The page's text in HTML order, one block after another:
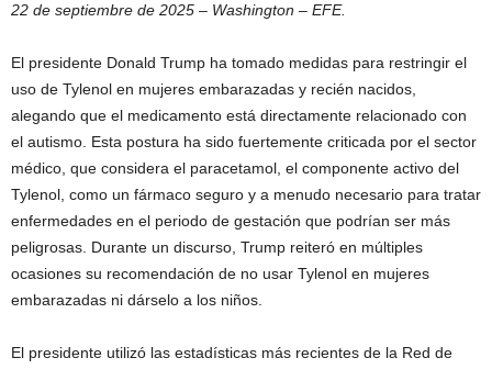
22 de septiembre de 2025 – Washington – EFE.
El presidente Donald Trump ha tomado medidas para restringir el
uso de Tylenol en mujeres embarazadas y recién nacidos,
alegando que el medicamento está directamente relacionado con
el autismo. Esta postura ha sido fuertemente criticada por el sector
médico, que considera el paracetamol, el componente activo del
Tylenol, como un fármaco seguro y a menudo necesario para tratar
enfermedades en el periodo de gestación que podrían ser más
peligrosas. Durante un discurso, Trump reiteró en múltiples
ocasiones su recomendación de no usar Tylenol en mujeres
embarazadas ni dárselo a los niños.
El presidente utilizó las estadísticas más recientes de la Red de